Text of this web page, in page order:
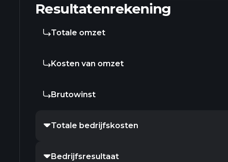
Resultatenrekening
Totale omzet
Kosten van omzet
Brutowinst
Totale bedrijfskosten
Bedrijfsresultaat